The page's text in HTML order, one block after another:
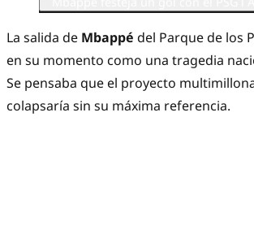
La salida de Mbappé del Parque de los
en su momento como una tragedia
Se pensaba que el proyecto
colapsaría sin su máxima referencia.